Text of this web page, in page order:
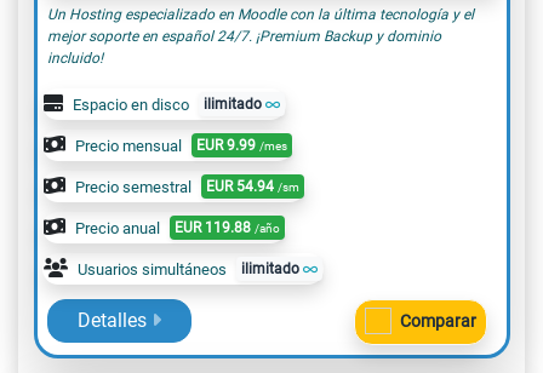
Un Hosting especializado en Moodle con la última tecnología y el
mejor soporte en español 24/7. ¡Premium Backup y dominio
incluido!
Espacio en disco ilimitado
Precio mensual EUR 9.99 /mes
Precio semestral EUR 54.94 /sm
Precio anual EUR 119.88 /año
Usuarios simultáneos ilimitado
Detalles Comparar